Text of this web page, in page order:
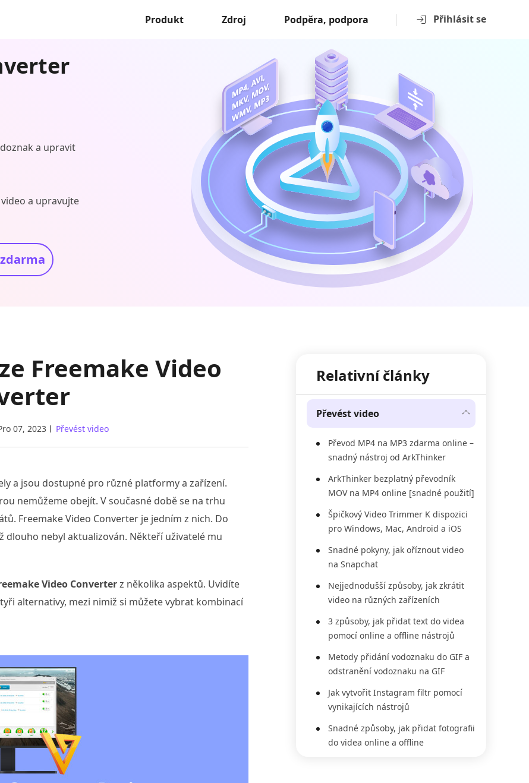
Přihlásit se
Produkt Zdroj Podpěra, podpora
a upravit
a upravujte
Freemake Video
07, 2023 Převést video
a jsou dostupné pro různé platformy a zařízení.
nemůžeme obejít. V současné době se na trhu
Freemake Video Converter je jedním z nich. Do
dlouho nebyl aktualizován. Někteří uživatelé mu
Video Converterz několika aspektů. Uvidíte
alternativy, mezi nimiž si můžete vybrat kombinací
Relativní články
Převést video
Převod MP4 na MP3 zdarma online –
snadný nástroj od ArkThinker
ArkThinker bezplatný převodník
MOV na MP4 online [snadné použití]
Špičkový Video Trimmer K dispozici
pro Windows, Mac, Android a iOS
Snadné pokyny, jak oříznout video
na Snapchat
Nejjednodušší způsoby, jak zkrátit
video na různých zařízeních
3 způsoby, jak přidat text do videa
pomocí online a offline nástrojů
Metody přidání vodoznaku do GIF a
odstranění vodoznaku na GIF
Jak vytvořit Instagram filtr pomocí
vynikajících nástrojů
Snadné způsoby, jak přidat fotografii
do videa online a offline